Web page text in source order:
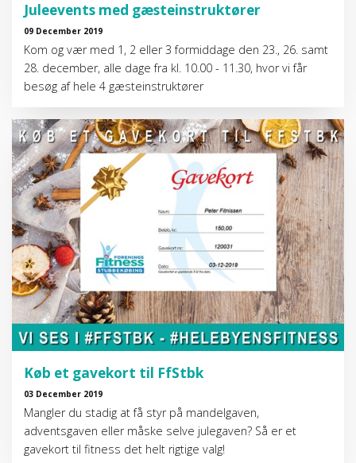
Juleevents med gæsteinstruktører
09 December 2019
Kom og vær med 1, 2 eller 3 formiddage den 23., 26. samt
28. december, alle dage fra kl. 10.00 - 11.30, hvor vi får
besøg af hele 4 gæsteinstruktører
Køb et gavekort til FfStbk
03 December 2019
Mangler du stadig at få styr på mandelgaven,
adventsgaven eller måske selve julegaven? Så er et
gavekort til fitness det helt rigtige valg!